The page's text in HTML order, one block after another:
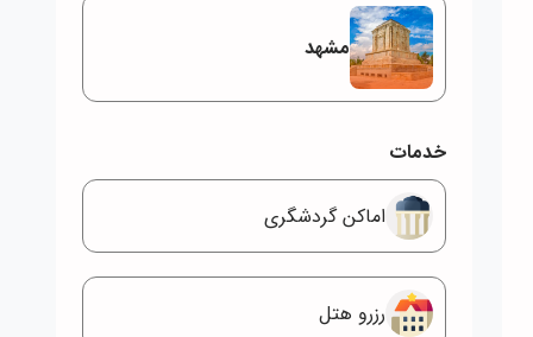
مشهد
خدمات
اماکن گردشگری
رزرو هتل